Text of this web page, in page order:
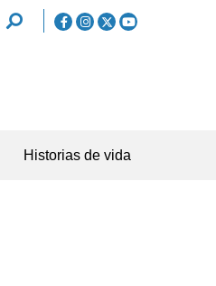
REDES
SOCIALES
Historias de vida